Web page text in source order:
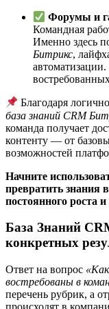
Форумы и
Командная
Именно здесь
Битрикс,
Благодаря
база знаний CRM
команда получает
контенту — от
возможностей
Начните
превратить знания
постоянного роста
База Знаний
конкретных
Ответ на вопрос
востребованы в
перечень рубрик, а
происходят в